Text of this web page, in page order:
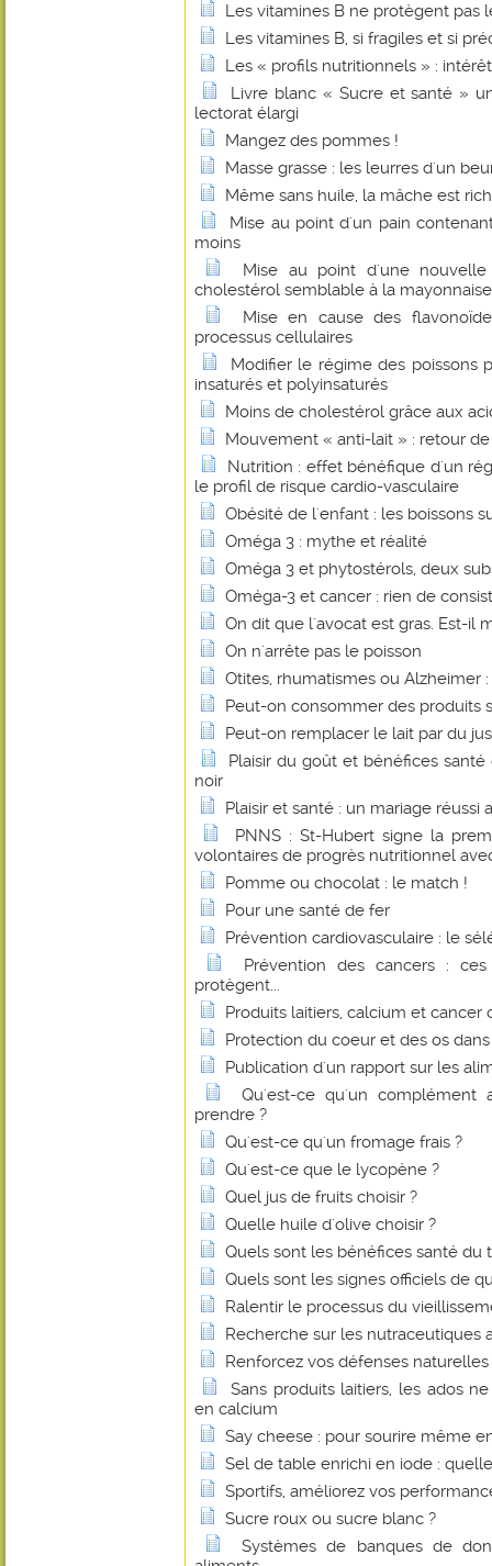
Les vitamines B ne protègent pas
Les vitamines B, si fragiles et si
Les « profils nutritionnels » :
Livre blanc « Sucre et santé »
lectorat élargi
Mangez des pommes !
Masse grasse : les leurres d'un
Même sans huile, la mâche est
Mise au point d'un pain
moins
Mise au point d'une
cholestérol semblable à la mayonnaise
Mise en cause des
processus cellulaires
Modifier le régime des poissons
insaturés et polyinsaturés
Moins de cholestérol grâce aux
Mouvement « anti-lait » : retour
Nutrition : effet bénéfique d'un
le profil de risque cardio-vasculaire
Obésité de l'enfant : les boissons
Oméga 3 : mythe et réalité
Oméga 3 et phytostérols, deux
Oméga-3 et cancer : rien de
On dit que l'avocat est gras. Est-il
On n'arrête pas le poisson
Otites, rhumatismes ou Alzheimer
Peut-on consommer des produits
Peut-on remplacer le lait par du
Plaisir du goût et bénéfices
noir
Plaisir et santé : un mariage réussi
PNNS : St-Hubert signe la
volontaires de progrès nutritionnel
Pomme ou chocolat : le match !
Pour une santé de fer
Prévention cardiovasculaire : le
Prévention des cancers :
protègent...
Produits laitiers, calcium et cancer
Protection du coeur et des os
Publication d'un rapport sur les
Qu'est-ce qu'un complément
prendre ?
Qu'est-ce qu'un fromage frais ?
Qu'est-ce que le lycopène ?
Quel jus de fruits choisir ?
Quelle huile d'olive choisir ?
Quels sont les bénéfices santé du
Quels sont les signes officiels de
Ralentir le processus du
Recherche sur les nutraceutiques
Renforcez vos défenses naturelles
Sans produits laitiers, les ados
en calcium
Say cheese : pour sourire même
Sel de table enrichi en iode :
Sportifs, améliorez vos
Sucre roux ou sucre blanc ?
Systèmes de banques de